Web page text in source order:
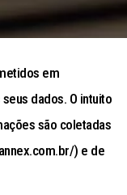
em
dados. O intuito
são coletadas
) e de